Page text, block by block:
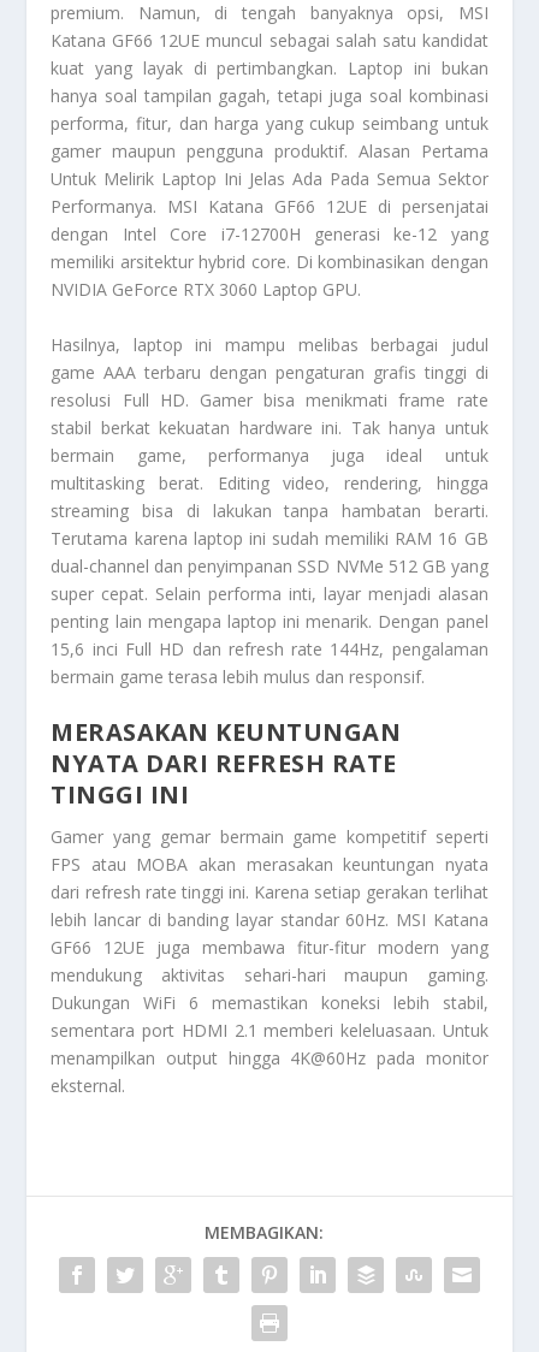
premium. Namun, di tengah banyaknya opsi, MSI
Katana GF66 12UE muncul sebagai salah satu kandidat
kuat yang layak di pertimbangkan. Laptop ini bukan
hanya soal tampilan gagah, tetapi juga soal kombinasi
performa, fitur, dan harga yang cukup seimbang untuk
gamer maupun pengguna produktif. Alasan Pertama
Untuk Melirik Laptop Ini Jelas Ada Pada Semua Sektor
Performanya. MSI Katana GF66 12UE di persenjatai
dengan Intel Core i7-12700H generasi ke-12 yang
memiliki arsitektur hybrid core. Di kombinasikan dengan
NVIDIA GeForce RTX 3060 Laptop GPU.
Hasilnya, laptop ini mampu melibas berbagai judul
game AAA terbaru dengan pengaturan grafis tinggi di
resolusi Full HD. Gamer bisa menikmati frame rate
stabil berkat kekuatan hardware ini. Tak hanya untuk
bermain game, performanya juga ideal untuk
multitasking berat. Editing video, rendering, hingga
streaming bisa di lakukan tanpa hambatan berarti.
Terutama karena laptop ini sudah memiliki RAM 16 GB
dual-channel dan penyimpanan SSD NVMe 512 GB yang
super cepat. Selain performa inti, layar menjadi alasan
penting lain mengapa laptop ini menarik. Dengan panel
15,6 inci Full HD dan refresh rate 144Hz, pengalaman
bermain game terasa lebih mulus dan responsif.
MERASAKAN KEUNTUNGAN
NYATA DARI REFRESH RATE
TINGGI INI
Gamer yang gemar bermain game kompetitif seperti
FPS atau MOBA akan merasakan keuntungan nyata
dari refresh rate tinggi ini. Karena setiap gerakan terlihat
lebih lancar di banding layar standar 60Hz. MSI Katana
GF66 12UE juga membawa fitur-fitur modern yang
mendukung aktivitas sehari-hari maupun gaming.
Dukungan WiFi 6 memastikan koneksi lebih stabil,
sementara port HDMI 2.1 memberi keleluasaan. Untuk
menampilkan output hingga 4K@60Hz pada monitor
eksternal.
MEMBAGIKAN: